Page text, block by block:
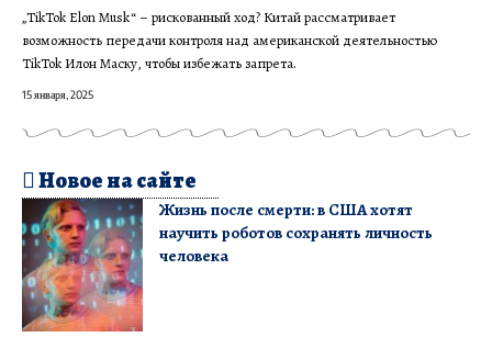
„TikTok Elon Musk“ – рискованный ход? Китай рассматривает
возможность передачи контроля над американской деятельностью
TikTok Илон Маску, чтобы избежать запрета.
15 января, 2025
Новое на сайте
Жизнь после смерти: в США хотят
научить роботов сохранять личность
человека